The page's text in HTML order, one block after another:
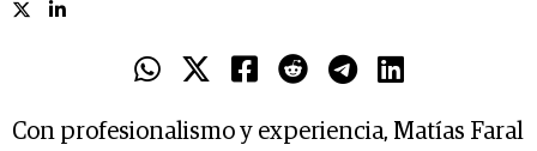
Con profesionalismo y experiencia, Matías Faral